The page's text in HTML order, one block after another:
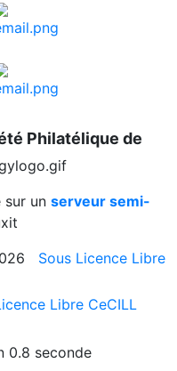
Philatélique de
sur un serveur semi-
Sous Licence Libre
Libre CeCILL
0.8 seconde